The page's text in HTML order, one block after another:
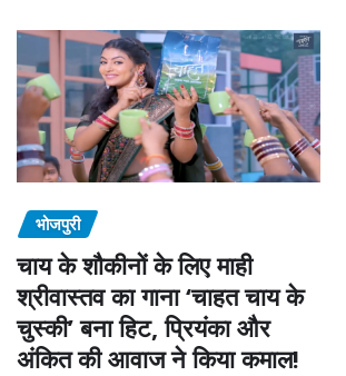
भोजपुरी
चाय के शौकीनों के लिए माही
श्रीवास्तव का गाना ‘चाहत चाय के
चुस्की’ बना हिट, प्रियंका और
अंकित की आवाज ने किया कमाल!